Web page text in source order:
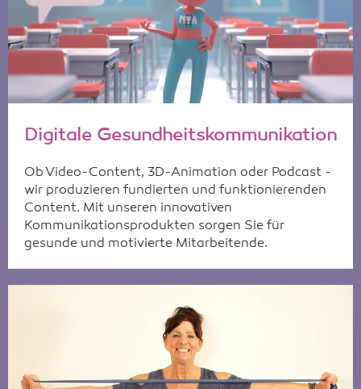
Digitale Gesundheitskommunikation
Ob Video-Content, 3D-Animation oder Podcast -
wir produzieren fundierten und funktionierenden
Content. Mit unseren innovativen
Kommunikationsprodukten sorgen Sie für
gesunde und motivierte Mitarbeitende.